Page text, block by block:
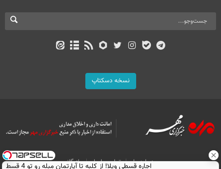
نسخه دسکتاپ
درباره ما تماس با ما بازرگانی اجاره‌ قسطی ویلا! از کلبه تا آپارتمان مبله رو تو 4 قسط